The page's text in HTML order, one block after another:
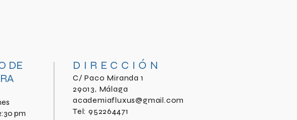
DE
pm
DIRECCIÓN
C/ Paco Miranda 1
29013, Málaga
academiafluxus@gmail.com
Tel: 952264471